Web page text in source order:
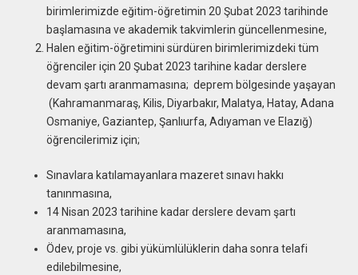
birimlerimizde eğitim-öğretimin 20 Şubat 2023 tarihinde
başlamasına ve akademik takvimlerin güncellenmesine,
Halen eğitim-öğretimini sürdüren birimlerimizdeki tüm
öğrenciler için 20 Şubat 2023 tarihine kadar derslere
devam şartı aranmamasına; deprem bölgesinde yaşayan
(Kahramanmaraş, Kilis, Diyarbakır, Malatya, Hatay, Adana
Osmaniye, Gaziantep, Şanlıurfa, Adıyaman ve Elazığ)
öğrencilerimiz için;
Sınavlara katılamayanlara mazeret sınavı hakkı
tanınmasına,
14 Nisan 2023 tarihine kadar derslere devam şartı
aranmamasına,
Ödev, proje vs. gibi yükümlülüklerin daha sonra telafi
edilebilmesine,